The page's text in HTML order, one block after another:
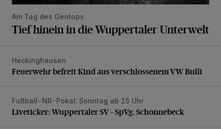
Am Tag des Geotops
Tief hinein in die Wuppertaler Unterwelt
Feuerwehr befreit Kind aus verschlossenem VW Bulli
Heckinghausen
Feuerwehr befreit Kind aus verschlossenem VW Bulli
Liveticker: Wuppertaler SV – SpVg. Schonnebeck
Fußball-NR-Pokal: Sonntag ab 15 Uhr
Liveticker: Wuppertaler SV – SpVg. Schonnebeck